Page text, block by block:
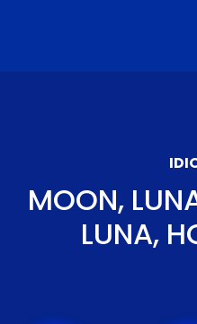
MOON,
LUNA,